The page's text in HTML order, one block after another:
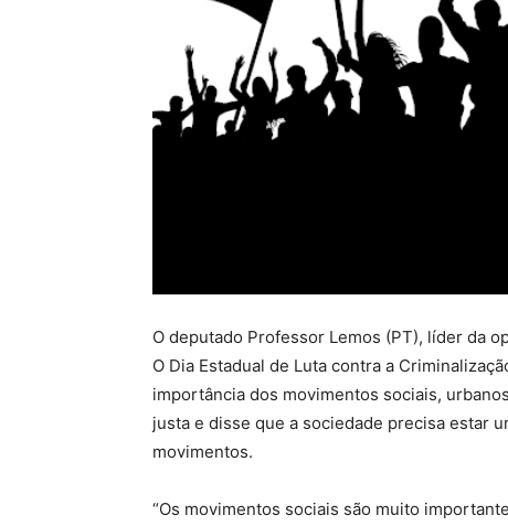
O deputado Professor Lemos (PT), líder da
O Dia Estadual de Luta contra a
importância dos movimentos sociais,
justa e disse que a sociedade precisa estar
movimentos.
“Os movimentos sociais são muito